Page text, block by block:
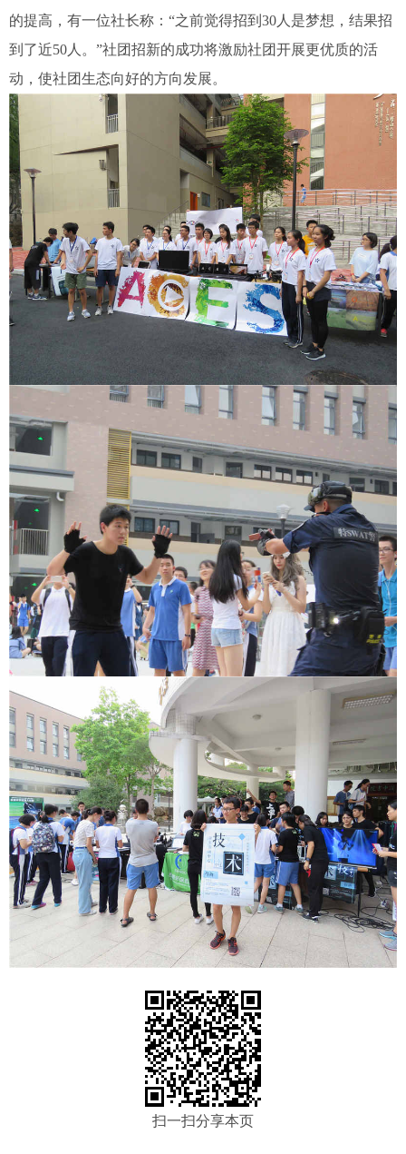
的提高，有一位社长称：“之前觉得招到30人是梦想，结果招
到了近50人。”社团招新的成功将激励社团开展更优质的活
动，使社团生态向好的方向发展。
扫一扫分享本页